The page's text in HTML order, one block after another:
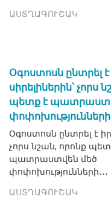
ԱՍՏՂԱԳՈՒՇԱԿ
Օգոստոսն ընտրել է
սիրելիներին՝ չորս
պետք է
Օգոստոսն ընտրել է իր
չորս նշան, որոնք
պատրաստվեն մեծ
փոփոխությունների․․․
ԱՍՏՂԱԳՈՒՇԱԿ